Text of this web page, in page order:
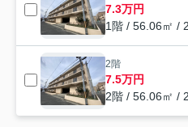
7.3万円
1階 / 56.06㎡ /
2階
7.5万円
2階 / 56.06㎡ /